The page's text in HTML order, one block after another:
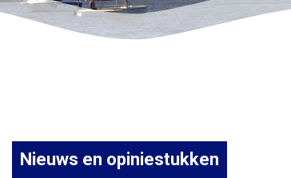
Nieuws en opiniestukken